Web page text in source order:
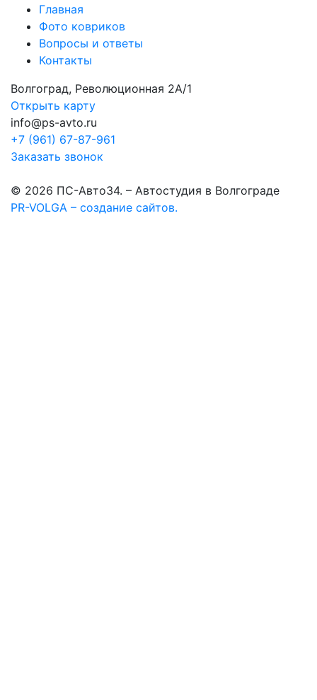
Главная
Фото ковриков
Вопросы и ответы
Контакты
Волгоград, Революционная 2А/1
Открыть карту
info@ps-avto.ru
+7 (961) 67-87-961
Заказать звонок
© 2026 ПС-Авто34. – Автостудия в Волгограде
PR-VOLGA – создание сайтов.